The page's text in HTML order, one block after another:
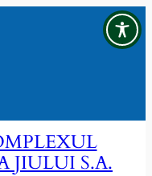
JIULUI S.A.